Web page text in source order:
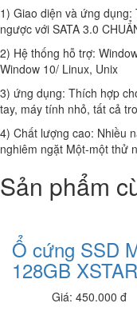
Laptop Dell Latitude
12.5'
8,550,000 đ
Laptop Dell Latitude
9,150,000 đ
Laptop Dell Latitude
8,650,000 đ
Laptop Dell Latitude
SSD256G- 12.5' CẢM
Laptop Dell Latitude
SSD128G- 12.5'
8.500.000 đ7,900,000 đ
1) Giao diện và ứng
ngược với SATA 3.0
2) Hệ thống hỗ trợ:
Window 10/ Linux, Unix
3) ứng dụng: Thích hợp
tay, máy tính nhỏ, tất cả
4) Chất lượng cao: Nhiều
nghiêm ngặt Một-một thử
Sản phẩm
Ổ cứng SSD
128GB XSTAR
Giá: 450.000 đ